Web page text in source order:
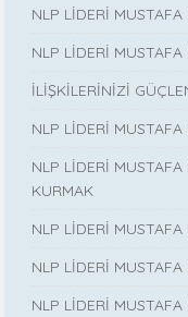
NLP LİDERİ
NLP LİDERİ
İLİŞKİLERİNİZİ
NLP LİDERİ
NLP LİDERİ
KURMAK
NLP LİDERİ
NLP LİDERİ
NLP LİDERİ